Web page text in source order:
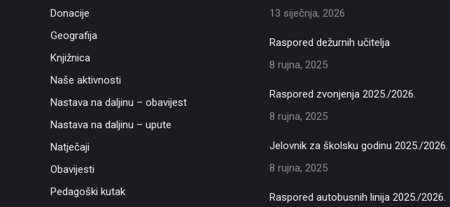
Donacije
Geografija
Knjižnica
Naše aktivnosti
Nastava na daljinu – obavijest
Nastava na daljinu – upute
Natječaji
Obavijesti
Pedagoški kutak
13 siječnja, 2026
Raspored dežurnih učitelja
8 rujna, 2025
Raspored zvonjenja 2025./2026.
8 rujna, 2025
Jelovnik za školsku godinu 2025./2026.
8 rujna, 2025
Raspored autobusnih linija 2025./2026.